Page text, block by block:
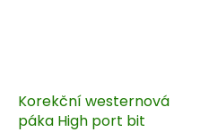
Korekční westernová
páka High port bit